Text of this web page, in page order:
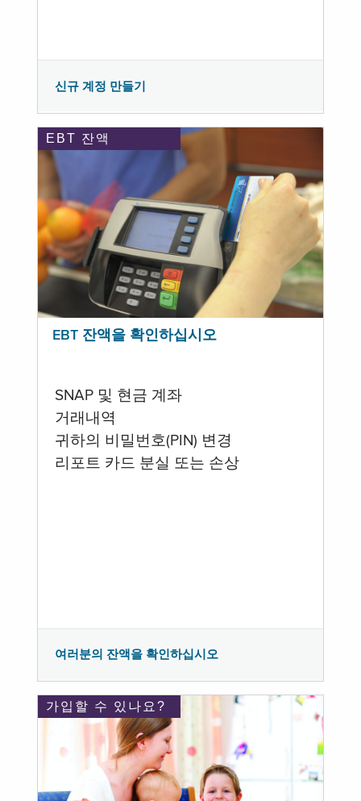
신규 계정 만들기
EBT 잔액
EBT 잔액을 확인하십시오
SNAP 및 현금 계좌
거래내역
귀하의 비밀번호(PIN) 변경
리포트 카드 분실 또는 손상
여러분의 잔액을 확인하십시오
가입할 수 있나요?